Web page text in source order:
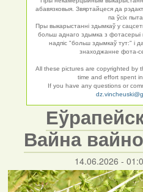
абавязковыя. Звяртайцеся да
па ўсіх
Пры выкарыстанні здымкаў у
больш аднаго здымка з фотасерыі
надпіс "больш здымкаў тут:" і
знаходжанне фота-
All these pictures are copyrighted by
time and effort spent
If you have any questions or
Вайна
14.06.2026 -